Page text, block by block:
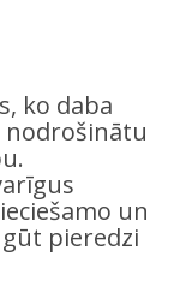
ko daba
nodrošinātu
un
pieredzi